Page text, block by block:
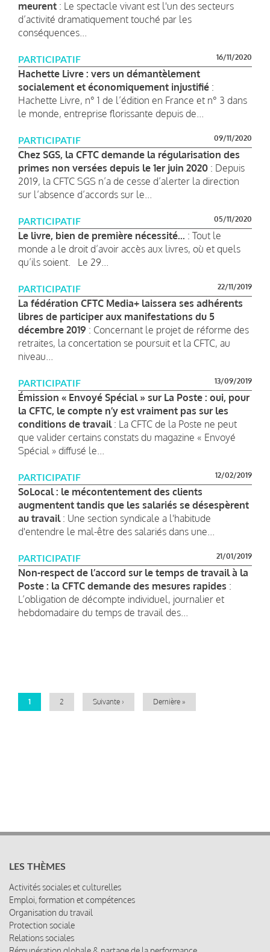
meurent : Le spectacle vivant est l'un des secteurs
d’activité dramatiquement touché par les
conséquences...
PARTICIPATIF 16/11/2020
Hachette Livre : vers un démantèlement
socialement et économiquement injustifié :
Hachette Livre, n° 1 de l’édition en France et n° 3 dans
le monde, entreprise florissante depuis de...
PARTICIPATIF 09/11/2020
Chez SGS, la CFTC demande la régularisation des
primes non versées depuis le 1er juin 2020 : Depuis
2019, la CFTC SGS n’a de cesse d’alerter la direction
sur l’absence d’accords sur le...
PARTICIPATIF 05/11/2020
Le livre, bien de première nécessité... : Tout le
monde a le droit d’avoir accès aux livres, où et quels
qu’ils soient. Le 29...
PARTICIPATIF 22/11/2019
La fédération CFTC Media+ laissera ses adhérents
libres de participer aux manifestations du 5
décembre 2019 : Concernant le projet de réforme des
retraites, la concertation se poursuit et la CFTC, au
niveau...
PARTICIPATIF 13/09/2019
Émission « Envoyé Spécial » sur La Poste : oui, pour
la CFTC, le compte n’y est vraiment pas sur les
conditions de travail: La CFTC de la Poste ne peut
que valider certains constats du magazine « Envoyé
Spécial » diffusé le...
PARTICIPATIF 12/02/2019
SoLocal : le mécontentement des clients
augmentent tandis que les salariés se désespèrent
au travail: Une section syndicale a l'habitude
d'entendre le mal-être des salariés dans une...
PARTICIPATIF 21/01/2019
Non-respect de l’accord sur le temps de travail à la
Poste : la CFTC demande des mesures rapides :
L’obligation de décompte individuel, journalier et
hebdomadaire du temps de travail des...
Page
1 Page
2
Page
Suivante ›
Dernière
Dernière »
LES THÈMES
Activités sociales et culturelles
Emploi, formation et compétences
Organisation du travail
Protection sociale
Relations sociales